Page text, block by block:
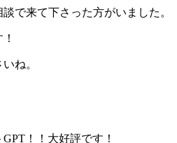
で来て下さった方がいました。
ね。
！！大好評です！